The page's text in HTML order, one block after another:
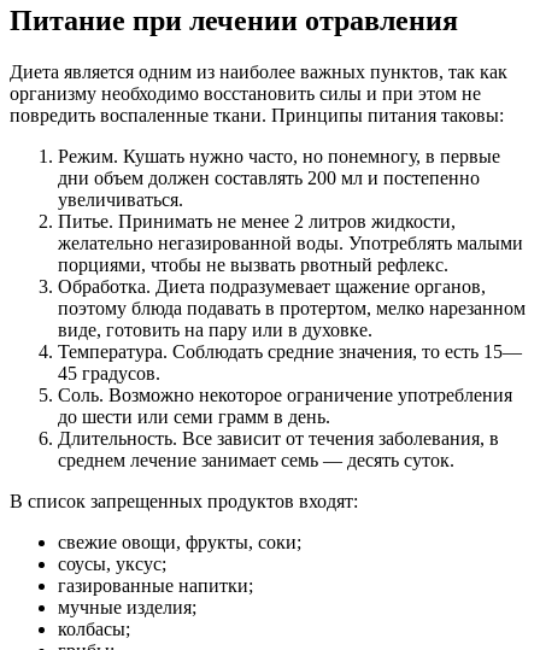
Питание при лечении отравления
Диета является одним из наиболее важных пунктов, так как
организму необходимо восстановить силы и при этом не
повредить воспаленные ткани. Принципы питания таковы:
Режим. Кушать нужно часто, но понемногу, в первые
дни объем должен составлять 200 мл и постепенно
увеличиваться.
Питье. Принимать не менее 2 литров жидкости,
желательно негазированной воды. Употреблять малыми
порциями, чтобы не вызвать рвотный рефлекс.
Обработка. Диета подразумевает щажение органов,
поэтому блюда подавать в протертом, мелко нарезанном
виде, готовить на пару или в духовке.
Температура. Соблюдать средние значения, то есть 15—
45 градусов.
Соль. Возможно некоторое ограничение употребления
до шести или семи грамм в день.
Длительность. Все зависит от течения заболевания, в
среднем лечение занимает семь — десять суток.
В список запрещенных продуктов входят:
свежие овощи, фрукты, соки;
соусы, уксус;
газированные напитки;
мучные изделия;
колбасы;